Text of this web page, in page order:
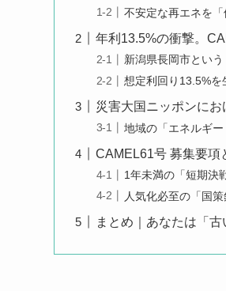
不安定な再エネを
年利13.5%の衝撃。
新潟県長岡市とい
想定利回り13.5%を
災害大国ニッポンに
地域の「エネルギ
CAMEL61号 募集要項
1年未満の「短期決
人気化必至の「国策
まとめ｜あなたは「